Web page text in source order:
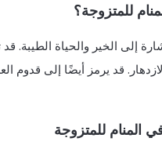
للمتزوجة؟
إلى الخير والحياة الطيبة.
قد يرمز أيضًا إلى قدوم
المنام للمتزوجة